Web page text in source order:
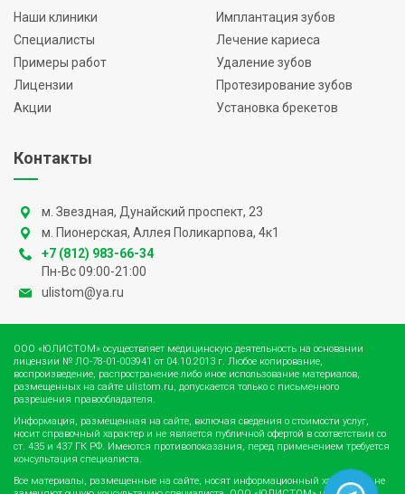
Наши клиники
Специалисты
Примеры работ
Лицензии
Акции
Имплантация зубов
Лечение кариеса
Удаление зубов
Протезирование зубов
Установка брекетов
Контакты
м. Звездная, Дунайский проспект, 23
м. Пионерская, Аллея Поликарпова, 4к1
+7 (812) 983-66-34
Пн-Вс 09:00-21:00
ulistom@ya.ru
ООО «ЮЛИСТОМ» осуществляет медицинскую деятельность на основании
лицензии № ЛО-78-01-003941 от 04.10.2013 г. Любое копирование,
воспроизведение, распространение либо иное использование материалов,
размещенных на сайте ulistom.ru, допускается только с письменного
разрешения правообладателя.
Информация, размещенная на сайте, включая сведения о стоимости услуг,
носит справочный характер и не является публичной офертой в соответствии со
ст. 435 и 437 ГК РФ. Имеются противопоказания, перед применением требуется
консультация специалиста.
Все материалы, размещенные на сайте, носят информационный характер и не